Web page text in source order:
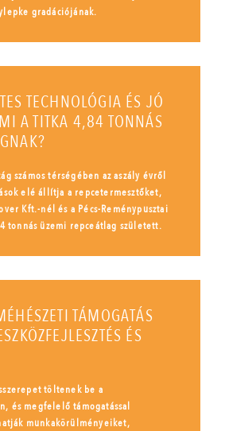
gradációjának.
TECHNOLÓGIA ÉS JÓ
A TITKA 4,84 TONNÁS
számos térségében az aszály évről
elé állítja a repcetermesztőket,
Kft.-nél és a Pécs-Reménypusztai
tonnás üzemi repceátlag született.
TÁMOGATÁS
ÉS
töltenek be a
és megfelelő támogatással
munkakörülményeiket,